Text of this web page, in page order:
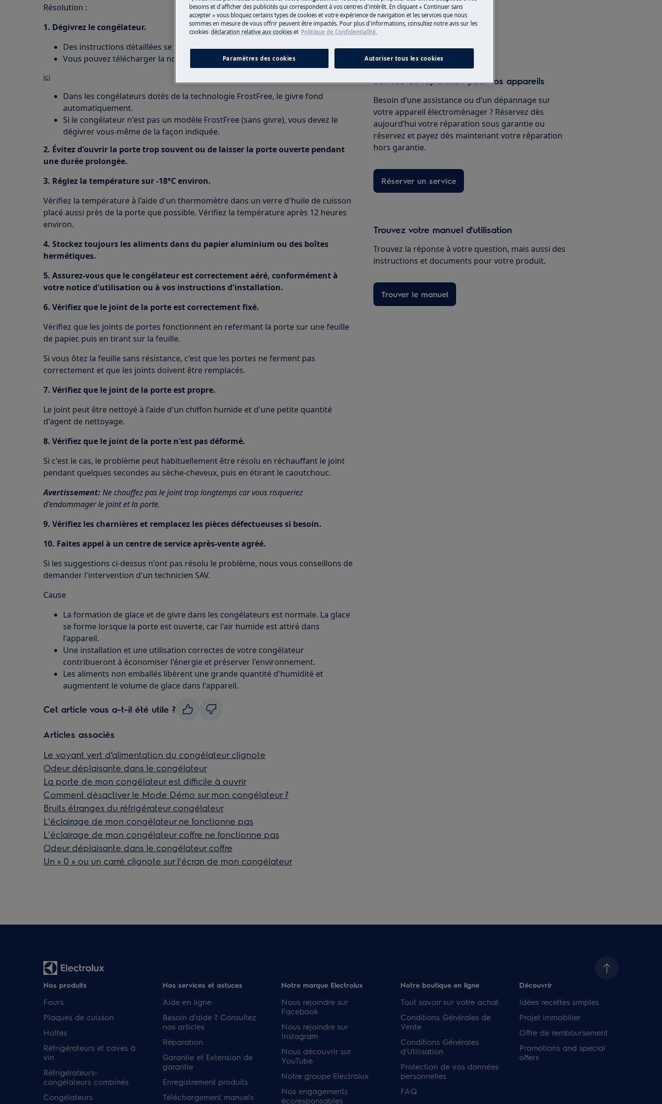
Résolution :
1. Dégivrez le congélateur.
Des instructions détaillées se trouvent dans la notice d'utilisation.
Vous pouvez télécharger la notice d'utilisation .
ici
Dans les congélateurs dotés de la technologie FrostFree, le givre fond
automatiquement.
Si le congélateur n'est pas un modèle FrostFree (sans givre), vous devez le
dégivrer vous-même de la façon indiquée.
2. Évitez d'ouvrir la porte trop souvent ou de laisser la porte ouverte pendant
une durée prolongée.
3. Réglez la température sur -18°C environ.
Vérifiez la température à l'aide d'un thermomètre dans un verre d'huile de cuisson
placé aussi près de la porte que possible. Vérifiez la température après 12 heures
environ.
4. Stockez toujours les aliments dans du papier aluminium ou des boîtes
hermétiques.
5. Assurez-vous que le congélateur est correctement aéré, conformément à
votre notice d'utilisation ou à vos instructions d'installation.
6. Vérifiez que le joint de la porte est correctement fixé.
Vérifiez que les joints de portes fonctionnent en refermant la porte sur une feuille
de papier, puis en tirant sur la feuille.
Si vous ôtez la feuille sans résistance, c'est que les portes ne ferment pas
correctement et que les joints doivent être remplacés.
7. Vérifiez que le joint de la porte est propre.
Le joint peut être nettoyé à l'aide d'un chiffon humide et d'une petite quantité
d'agent de nettoyage.
8. Vérifiez que le joint de la porte n'est pas déformé.
Si c'est le cas, le problème peut habituellement être résolu en réchauffant le joint
pendant quelques secondes au sèche-cheveux, puis en étirant le caoutchouc.
Avertissement:Ne chauffez pas le joint trop longtemps car vous risqueriez
d'endommager le joint et la porte.
9. Vérifiez les charnières et remplacez les pièces défectueuses si besoin.
10. Faites appel à un centre de service après-vente agréé.
Si les suggestions ci-dessus n'ont pas résolu le problème, nous vous conseillons de
demander l'intervention d'un technicien SAV.
Cause
La formation de glace et de givre dans les congélateurs est normale. La glace
se forme lorsque la porte est ouverte, car l'air humide est attiré dans
l'appareil.
Une installation et une utilisation correctes de votre congélateur
contribueront à économiser l'énergie et préserver l'environnement.
Les aliments non emballés libèrent une grande quantité d'humidité et
augmentent le volume de glace dans l'appareil.
Cet article vous a-t-il été utile ?
Articles associés
Le voyant vert d’alimentation du congélateur clignote
Odeur déplaisante dans le congélateur
La porte de mon congélateur est difficile à ouvrir
Comment désactiver le Mode Démo sur mon congélateur ?
Bruits étranges du réfrigérateur congélateur
L'éclairage de mon congélateur ne fonctionne pas
L'éclairage de mon congélateur coffre ne fonctionne pas
Odeur déplaisante dans le congélateur coffre
Un « 0 » ou un carré clignote sur l'écran de mon congélateur
Service de réparation pour vos appareils
Besoin d’une assistance ou d’un dépannage sur
votre appareil électroménager ? Réservez dès
aujourd’hui votre réparation sous garantie ou
réservez et payez dès maintenant votre réparation
hors garantie.
Réserver un service
Trouvez votre manuel d'utilisation
Trouvez la réponse à votre question, mais aussi des
instructions et documents pour votre produit.
Trouver le manuel
Nos produits
Fours
Plaques de cuisson
Hottes
Réfrigérateurs et caves à
vin
Réfrigérateurs-
congélateurs combinés
Congélateurs
Nos services et astuces
Aide en ligne
Besoin d'aide ? Consultez
nos articles
Réparation
Garantie et Extension de
garantie
Enregistrement produits
Téléchargement manuels
Notre marque Electrolux
Nous rejoindre sur
Facebook
Nous rejoindre sur
Instagram
Nous découvrir sur
YouTube
Notre groupe Electrolux
Nos engagements
écoresponsables
Notre boutique en ligne
Tout savoir sur votre achat
Conditions Générales de
Vente
Conditions Générales
d'Utilisation
Protection de vos données
personnelles
FAQ
Découvrir
Idées recettes simples
Projet immobilier
Offre de remboursement
Promotions and special
offers
besoins et d'afficher des publicités qui correspondent à vos centres d'intérêt. En cliquant « Continuer sans
accepter » vous bloquez certains types de cookies et votre expérience de navigation et les services que nous
sommes en mesure de vous offrir peuvent être impactés. Pour plus d'informations, consultez notre avis sur les
cookies déclaration relative aux cookies et Politique de Confidentialité.
Paramètres des cookies Autoriser tous les cookies